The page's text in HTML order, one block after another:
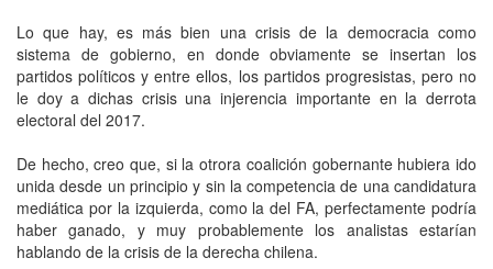
Lo que hay, es más bien una crisis de la democracia como
sistema de gobierno, en donde obviamente se insertan los
partidos políticos y entre ellos, los partidos progresistas, pero no
le doy a dichas crisis una injerencia importante en la derrota
electoral del 2017.
De hecho, creo que, si la otrora coalición gobernante hubiera ido
unida desde un principio y sin la competencia de una candidatura
mediática por la izquierda, como la del FA, perfectamente podría
haber ganado, y muy probablemente los analistas estarían
hablando de la crisis de la derecha chilena.